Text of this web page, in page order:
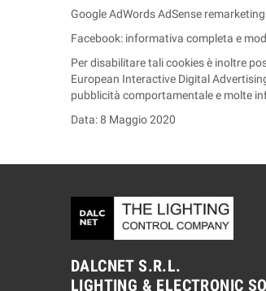
Google AdWords AdSense
Facebook: informativa completa e
Per disabilitare tali cookies è inoltre
European Interactive Digital
pubblicità comportamentale e molte
Data: 8 Maggio 2020
DALCNET S.R.L.
LIGHTING & ELECTRONIC